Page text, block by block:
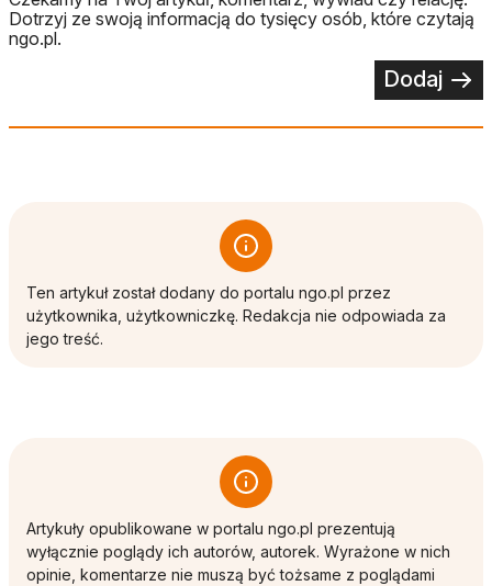
Dotrzyj ze swoją informacją do tysięcy osób, które czytają
ngo.pl.
Dodaj
Ten artykuł został dodany do portalu ngo.pl przez
użytkownika, użytkowniczkę. Redakcja nie odpowiada za
jego treść.
Artykuły opublikowane w portalu ngo.pl prezentują
wyłącznie poglądy ich autorów, autorek. Wyrażone w nich
opinie, komentarze nie muszą być tożsame z poglądami